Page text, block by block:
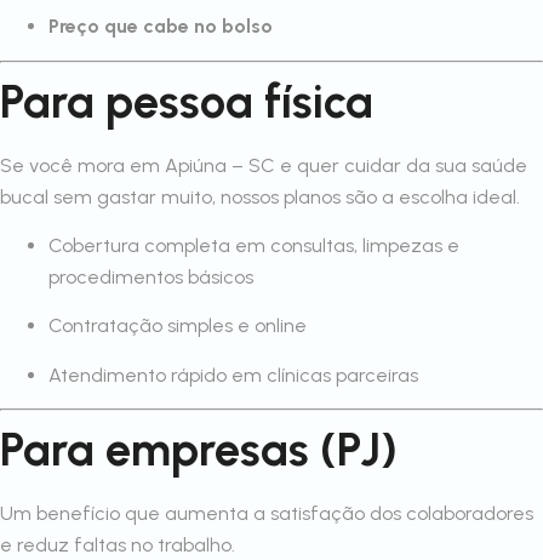
Preço que cabe no bolso
Para pessoa física
Se você mora em Apiúna – SC e quer cuidar da sua saúde
bucal sem gastar muito, nossos planos são a escolha ideal.
Cobertura completa em consultas, limpezas e
procedimentos básicos
Contratação simples e online
Atendimento rápido em clínicas parceiras
Para empresas (PJ)
Um benefício que aumenta a satisfação dos colaboradores
e reduz faltas no trabalho.